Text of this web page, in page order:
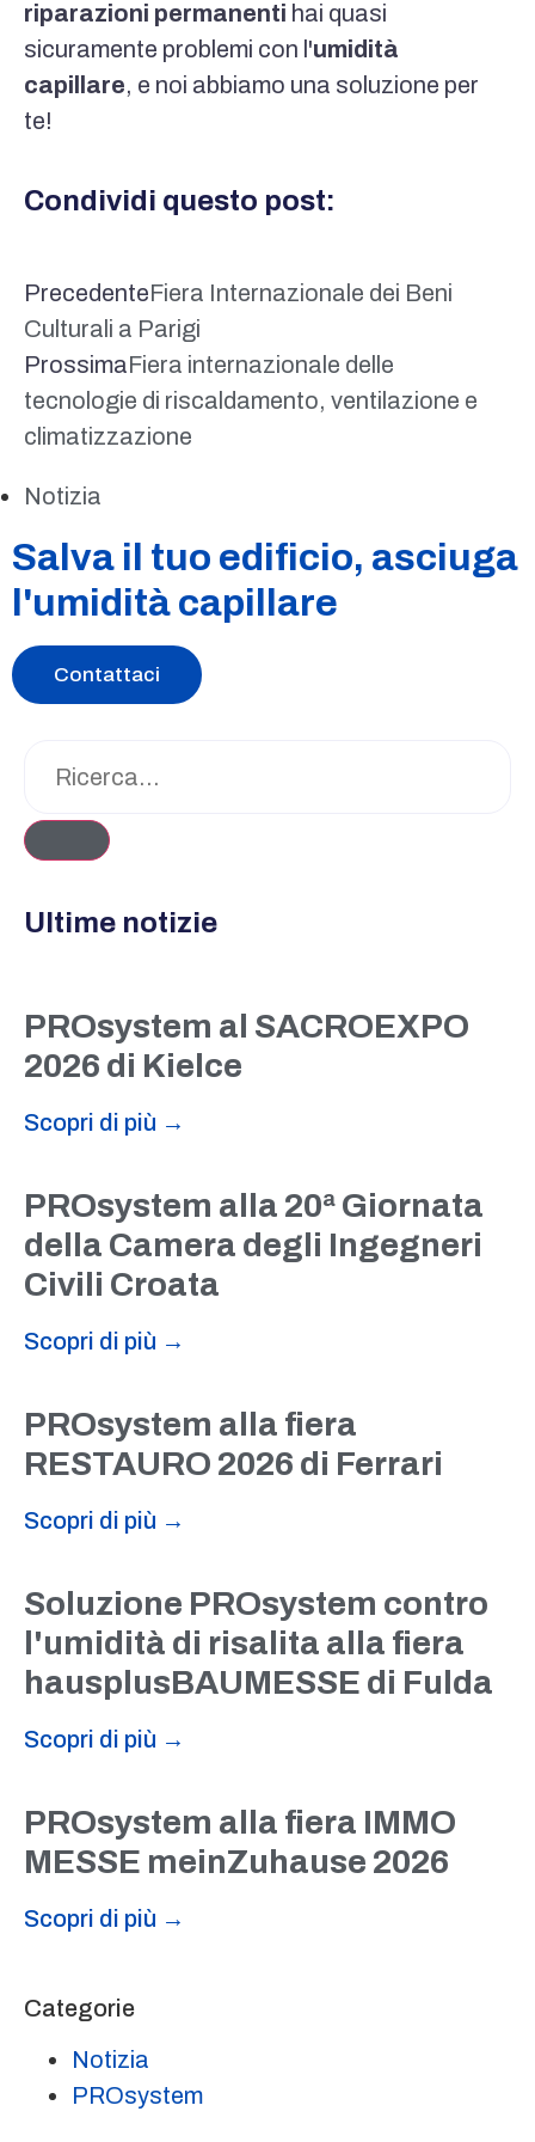
riparazioni permanenti hai quasi
sicuramente problemi con l'umidità
capillare, e noi abbiamo una soluzione per
te!
Condividi questo post:
PrecedenteFiera Internazionale dei Beni
Culturali a Parigi
ProssimaFiera internazionale delle
tecnologie di riscaldamento, ventilazione e
climatizzazione
Notizia
Salva il tuo edificio, asciuga
l'umidità capillare
Contattaci
Ultime notizie
PROsystem al SACROEXPO
2026 di Kielce
Scopri di più →
PROsystem alla 20ª Giornata
della Camera degli Ingegneri
Civili Croata
Scopri di più →
PROsystem alla fiera
RESTAURO 2026 di Ferrari
Scopri di più →
Soluzione PROsystem contro
l'umidità di risalita alla fiera
hausplusBAUMESSE di Fulda
Scopri di più →
PROsystem alla fiera IMMO
MESSE meinZuhause 2026
Scopri di più →
Categorie
Notizia
PROsystem